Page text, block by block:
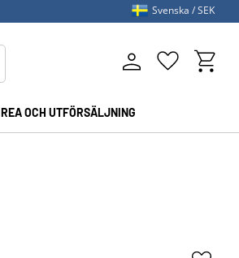
REA OCH UTFÖRSÄLJNING
Favoriter
Svenska SEK